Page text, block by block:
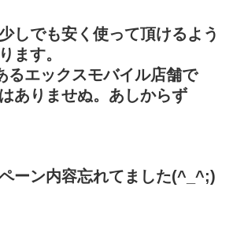
しでも安く使って頂けるよう
ます。
るエックスモバイル店舗で
ありませぬ。あしからず
ーン内容忘れてました(^_^;)